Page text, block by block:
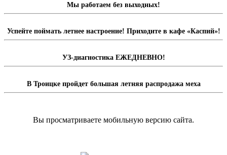
Мы работаем без выходных!
Успейте поймать летнее настроение! Приходите в кафе «Каспий»!
УЗ-диагностика ЕЖЕДНЕВНО!
В Троицке пройдет большая летняя распродажа меха
Вы просматриваете мобильную версию сайта.